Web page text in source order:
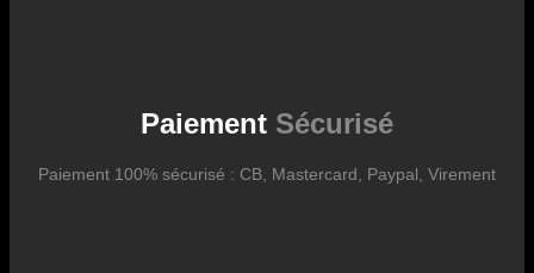
des fluctuations tarifaires des transporteurs internationaux.
Paiement Sécurisé
Paiement 100% sécurisé : CB, Mastercard, Paypal, Virement